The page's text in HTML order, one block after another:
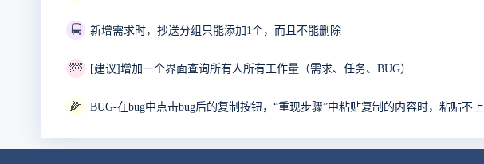
🚍 新增需求时，抄送分组只能添加1个，而且不能删除
🌁 [建议]增加一个界面查询所有人所有工作量（需求、任务、BUG）
🌽 BUG-在bug中点击bug后的复制按钮，“重现步骤”中粘贴复制的内容时，粘贴不上